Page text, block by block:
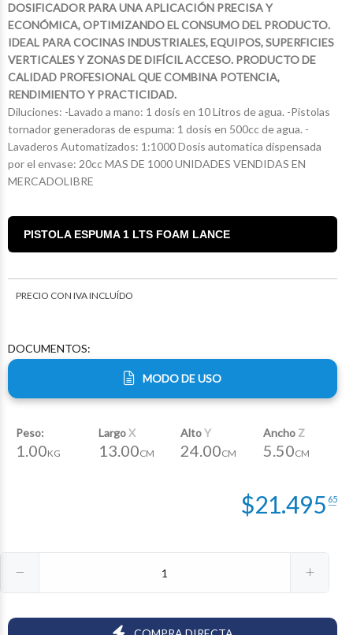
DOSIFICADOR PARA UNA APLICACIÓN PRECISA Y
ECONÓMICA, OPTIMIZANDO EL CONSUMO DEL PRODUCTO.
IDEAL PARA COCINAS INDUSTRIALES, EQUIPOS, SUPERFICIES
VERTICALES Y ZONAS DE DIFÍCIL ACCESO. PRODUCTO DE
CALIDAD PROFESIONAL QUE COMBINA POTENCIA,
RENDIMIENTO Y PRACTICIDAD.
Diluciones: -Lavado a mano: 1 dosis en 10 Litros de agua. -Pistolas
tornador generadoras de espuma: 1 dosis en 500cc de agua. -
Lavaderos Automatizados: 1:1000 Dosis automatica dispensada
por el envase: 20cc MAS DE 1000 UNIDADES VENDIDAS EN
MERCADOLIBRE
PISTOLA ESPUMA 1 LTS FOAM LANCE
PRECIO CON IVA INCLUÍDO
DOCUMENTOS:
MODO DE USO
Peso:
1.00KG
LargoX
13.00CM
AltoY
24.00CM
Ancho Z
5.50CM
$21.495 65